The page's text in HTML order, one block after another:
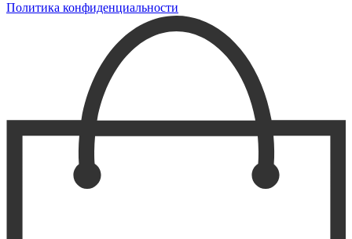
Политика конфиденциальности